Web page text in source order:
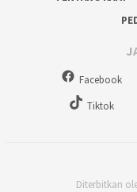
Facebook
Tiktok
Diterbitkan